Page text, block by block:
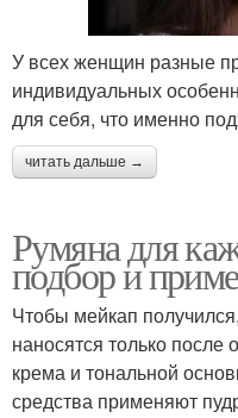
У всех женщин разные
индивидуальных
для себя, что именно
читать дальше →
Румяна для
подбор и
Чтобы мейкап
наносятся только
крема и тональной
средства применяют